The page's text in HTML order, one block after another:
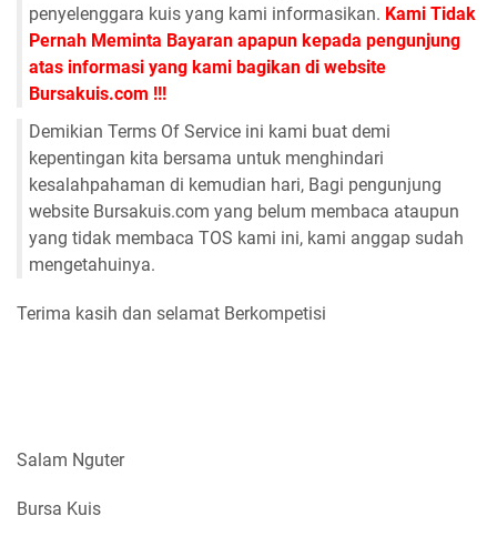
penyelenggara kuis yang kami informasikan. Kami Tidak
Pernah Meminta Bayaran apapun kepada pengunjung
atas informasi yang kami bagikan di website
Bursakuis.com !!!
Demikian Terms Of Service ini kami buat demi
kepentingan kita bersama untuk menghindari
kesalahpahaman di kemudian hari, Bagi pengunjung
website Bursakuis.com yang belum membaca ataupun
yang tidak membaca TOS kami ini, kami anggap sudah
mengetahuinya.
Terima kasih dan selamat Berkompetisi
Salam Nguter
Bursa Kuis